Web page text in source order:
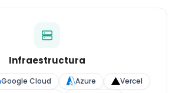
Infraestructura
Google Cloud Azure
Vercel